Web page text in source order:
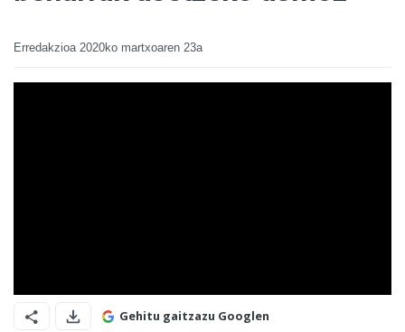
Erredakzioa 2020ko martxoaren 23a
Gehitu gaitzazu Googlen